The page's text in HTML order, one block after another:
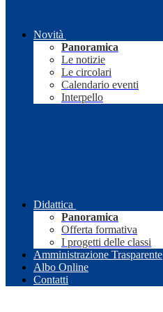
Novità
Panoramica
Le notizie
Le circolari
Calendario eventi
Interpello
Didattica
Panoramica
Offerta formativa
I progetti delle classi
Amministrazione Trasparente
Albo Online
Contatti